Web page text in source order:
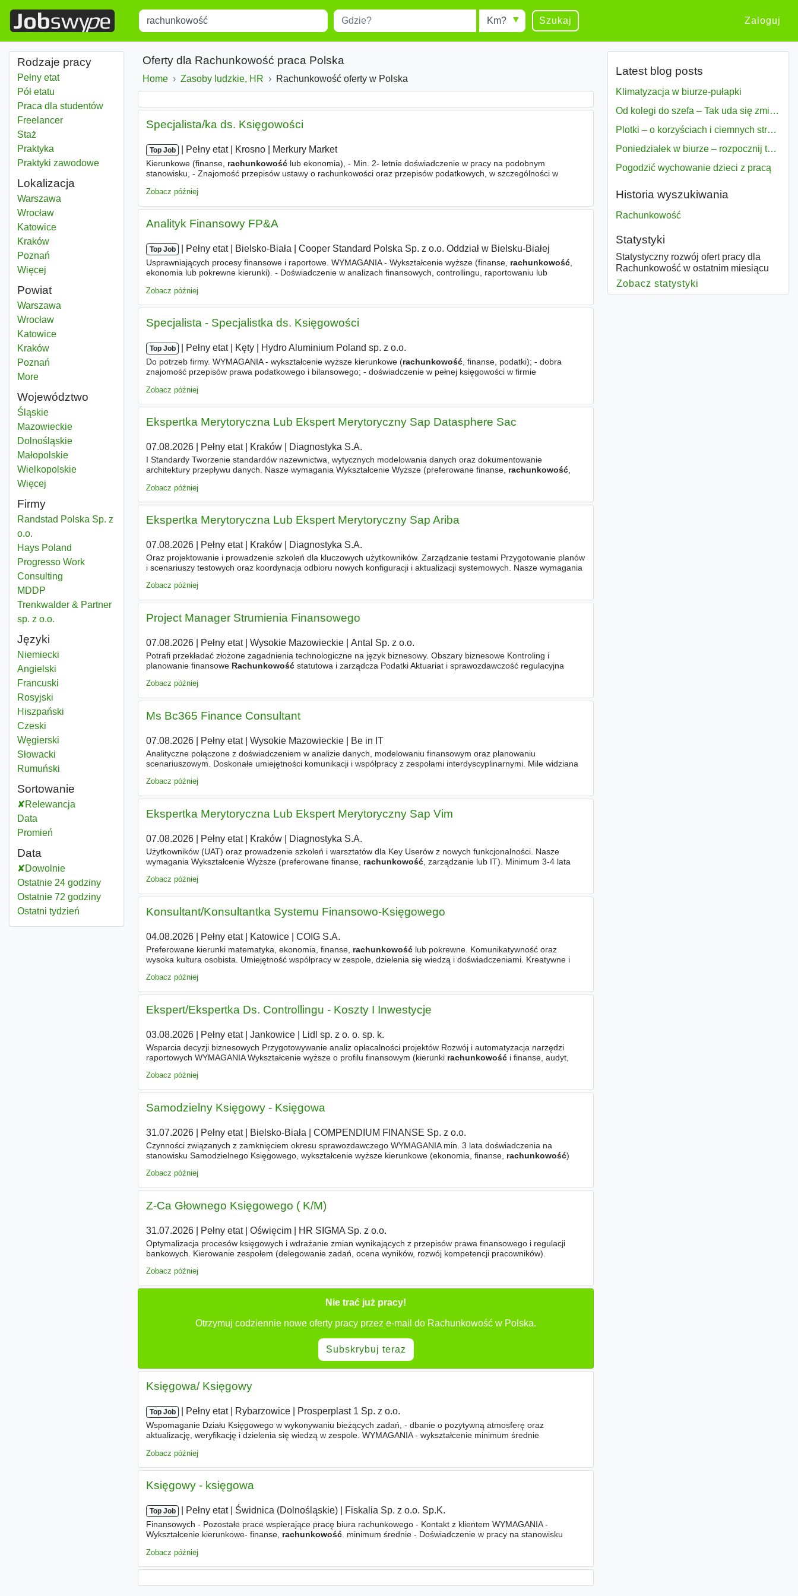
Title Miejscowość Radius Szukaj Zaloguj
Rodzaje pracy
Pełny etat
Pół etatu
Praca dla studentów
Freelancer
Staż
Praktyka
Praktyki zawodowe
Lokalizacja
Rachunkowość
Warszawa
Rachunkowość
Wrocław
Rachunkowość
Katowice
Rachunkowość
Kraków
Rachunkowość
Poznań
Więcej
Powiat
Rachunkowość
Warszawa
Rachunkowość
WrocławPowiat
Rachunkowość
KatowicePowiat
Rachunkowość
KrakówPowiat
Rachunkowość
Poznań
Moredistricts
Województwo
Rachunkowość
ŚląskieWojewództwo
Rachunkowość
MazowieckieWojewództwo
Rachunkowość
DolnośląskieWojewództwo
Rachunkowość
MałopolskieWojewództwo
Rachunkowość
WielkopolskieWojewództwo
Więcej
Firmy
Randstad Polska Sp. z
o.o.
Hays Poland
Progresso Work
Consulting
MDDP
Trenkwalder & Partner
sp. z o.o.
Języki
Niemiecki
Angielski
Francuski
Rosyjski
Hiszpański
Czeski
Węgierski
Słowacki
Rumuński
Sortowanie
Relewancja
Data
Promień
Data
Dowolnie
Ostatnie 24 godziny
Ostatnie 72 godziny
Ostatni tydzień
Oferty dla Rachunkowość praca Polska
Home Zasoby ludzkie, HR Rachunkowość oferty w Polska
Specjalista/ka ds. Księgowości
Top Job Pełny etat| Krosno Merkury Market
Kierunkowe (finanse, rachunkowośćlub ekonomia), - Min. 2- letnie doświadczenie w pracy na podobnym
stanowisku, - Znajomość przepisów ustawy o rachunkowości oraz przepisów podatkowych, w szczególności w
Zobacz później
Analityk Finansowy FP&A
Top Job Pełny etat| Bielsko-Biała Cooper Standard Polska Sp. z o.o. Oddział w Bielsku-Białej
Usprawniających procesy finansowe i raportowe. WYMAGANIA - Wykształcenie wyższe (finanse, rachunkowość,
ekonomia lub pokrewne kierunki). - Doświadczenie w analizach finansowych, controllingu, raportowaniu lub
Zobacz później
Specjalista - Specjalistka ds. Księgowości
Top Job Pełny etat| Kęty Hydro Aluminium Poland sp. z o.o.
Do potrzeb firmy. WYMAGANIA - wykształcenie wyższe kierunkowe (rachunkowość, finanse, podatki); - dobra
znajomość przepisów prawa podatkowego i bilansowego; - doświadczenie w pełnej księgowości w firmie
Zobacz później
Ekspertka Merytoryczna Lub Ekspert Merytoryczny Sap Datasphere Sac
07.08.2026| Pełny etat| Kraków| Diagnostyka S.A.
I Standardy Tworzenie standardów nazewnictwa, wytycznych modelowania danych oraz dokumentowanie
architektury przepływu danych. Nasze wymagania Wykształcenie Wyższe (preferowane finanse, rachunkowość,
Zobacz później
Ekspertka Merytoryczna Lub Ekspert Merytoryczny Sap Ariba
07.08.2026| Pełny etat| Kraków| Diagnostyka S.A.
Oraz projektowanie i prowadzenie szkoleń dla kluczowych użytkowników. Zarządzanie testami Przygotowanie planów
i scenariuszy testowych oraz koordynacja odbioru nowych konfiguracji i aktualizacji systemowych. Nasze wymagania
Zobacz później
Project Manager Strumienia Finansowego
07.08.2026| Pełny etat| Wysokie Mazowieckie| Antal Sp. z o.o.
Potrafi przekładać złożone zagadnienia technologiczne na język biznesowy. Obszary biznesowe Kontroling i
planowanie finansowe Rachunkowośćstatutowa i zarządcza Podatki Aktuariat i sprawozdawczość regulacyjna
Zobacz później
Ms Bc365 Finance Consultant
07.08.2026| Pełny etat| Wysokie Mazowieckie| Be in IT
Analityczne połączone z doświadczeniem w analizie danych, modelowaniu finansowym oraz planowaniu
scenariuszowym. Doskonałe umiejętności komunikacji i współpracy z zespołami interdyscyplinarnymi. Mile widziana
Zobacz później
Ekspertka Merytoryczna Lub Ekspert Merytoryczny Sap Vim
07.08.2026| Pełny etat| Kraków| Diagnostyka S.A.
Użytkowników (UAT) oraz prowadzenie szkoleń i warsztatów dla Key Userów z nowych funkcjonalności. Nasze
wymagania Wykształcenie Wyższe (preferowane finanse, rachunkowość, zarządzanie lub IT). Minimum 3-4 lata
Zobacz później
Konsultant/Konsultantka Systemu Finansowo-Księgowego
04.08.2026| Pełny etat| Katowice| COIG S.A.
Preferowane kierunki matematyka, ekonomia, finanse, rachunkowośćlub pokrewne. Komunikatywność oraz
wysoka kultura osobista. Umiejętność współpracy w zespole, dzielenia się wiedzą i doświadczeniami. Kreatywne i
Zobacz później
Ekspert/Ekspertka Ds. Controllingu - Koszty I Inwestycje
03.08.2026| Pełny etat| Jankowice| Lidl sp. z o. o. sp. k.
Wsparcia decyzji biznesowych Przygotowywanie analiz opłacalności projektów Rozwój i automatyzacja narzędzi
raportowych WYMAGANIA Wykształcenie wyższe o profilu finansowym (kierunki rachunkowośći finanse, audyt,
Zobacz później
Samodzielny Księgowy - Księgowa
31.07.2026| Pełny etat| Bielsko-Biała COMPENDIUM FINANSE Sp. z o.o.
Czynności związanych z zamknięciem okresu sprawozdawczego WYMAGANIA min. 3 lata doświadczenia na
stanowisku Samodzielnego Księgowego, wykształcenie wyższe kierunkowe (ekonomia, finanse, rachunkowość)
Zobacz później
Z-Ca Głownego Księgowego ( K/M)
31.07.2026| Pełny etat| Oświęcim| HR SIGMA Sp. z o.o.
Optymalizacja procesów księgowych i wdrażanie zmian wynikających z przepisów prawa finansowego i regulacji
bankowych. Kierowanie zespołem (delegowanie zadań, ocena wyników, rozwój kompetencji pracowników).
Zobacz później
Nie trać już pracy!
Otrzymuj codziennie nowe oferty pracy przez e-mail do Rachunkowość w Polska.
Subskrybuj teraz
Księgowa/ Księgowy
Top Job Pełny etat| Rybarzowice Prosperplast 1 Sp. z o.o.
Wspomaganie Działu Księgowego w wykonywaniu bieżących zadań, - dbanie o pozytywną atmosferę oraz
aktualizację, weryfikację i dzielenia się wiedzą w zespole. WYMAGANIA - wykształcenie minimum średnie
Zobacz później
Księgowy - księgowa
Top Job Pełny etat| Świdnica (Dolnośląskie) Fiskalia Sp. z o.o. Sp.K.
Finansowych - Pozostałe prace wspierające pracę biura rachunkowego - Kontakt z klientem WYMAGANIA -
Wykształcenie kierunkowe- finanse, rachunkowość. minimum średnie - Doświadczenie w pracy na stanowisku
Zobacz później
Latest blog posts
Klimatyzacja w biurze-pułapki
Od kolegi do szefa – Tak uda się zmiana bezproblemowo
Plotki – o korzyściach i ciemnych stronach
Poniedziałek w biurze – rozpocznij tydzień w pełni zmotywowany
Pogodzić wychowanie dzieci z pracą
Historia wyszukiwania
Rachunkowość
Statystyki
Statystyczny rozwój ofert pracy dla
Rachunkowość w ostatnim miesiącu
Zobacz statystyki